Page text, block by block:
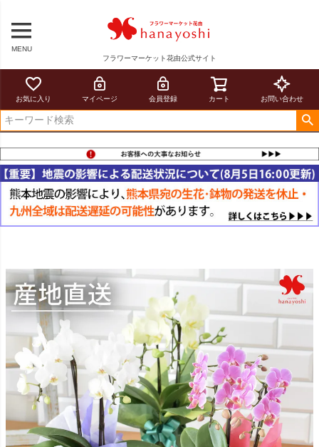
MENU
フラワーマーケット花由公式サイト
お気に入り マイページ 会員登録 カート お問い合わせ